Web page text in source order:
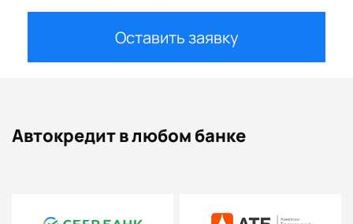
Оставить заявку
Автокредит в любом банке